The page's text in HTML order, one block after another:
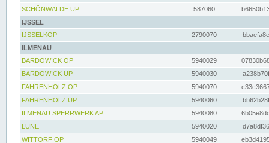
SCHÖNWALDE UP
587060
IJSSEL
IJSSELKOP
2790070
ILMENAU
BARDOWICK OP
5940029
BARDOWICK UP
5940030
FAHRENHOLZ OP
5940070
FAHRENHOLZ UP
5940060
ILMENAU SPERRWERK AP
5940080
LÜNE
5940020
WITTORF OP
5940049